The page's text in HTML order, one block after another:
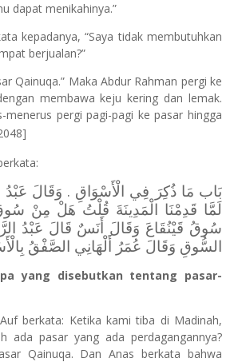
dapat menikahinya.”
kepadanya, “Saya tidak membutuhkan
berjualan?”
Qainuqa.” Maka Abdur Rahman pergi ke
membawa keju kering dan lemak.
menerus pergi pagi-pagi ke pasar hingga
بَاب ‌مَا ‌ذُكِرَ ‌فِي ‌الْأَسْوَاقِ . ‌وَقَالَ
‌لَمَّا قَدِمْنَا الْمَدِينَةَ قُلْتُ هَلْ مِنْ
سُوقُ قَيْنُقَاعَ وَقَالَ أَنَسٌ قَالَ عَبْدُ
السُّوقِ وَقَالَ عُمَرُ أَلْهَانِي الصَّفْقُ
yang disebutkan tentang pasar-
berkata: Ketika kami tiba di Madinah,
ada pasar yang ada perdagangannya?
Qainuqa. Dan Anas berkata bahwa